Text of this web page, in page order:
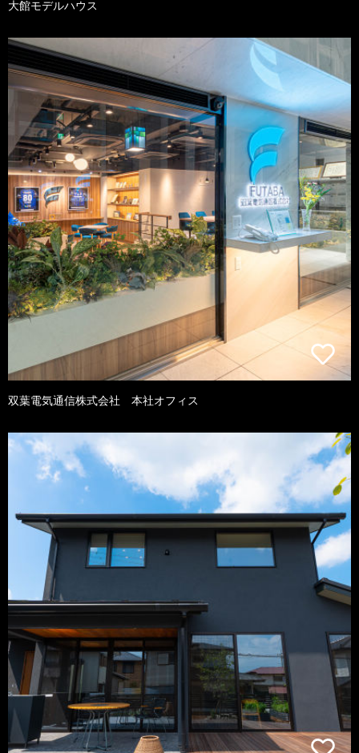
大館モデルハウス
双葉電気通信株式会社 本社オフィス